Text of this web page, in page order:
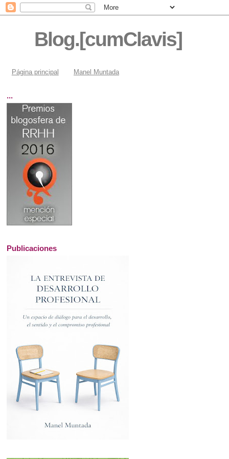
Blog.[cumClavis]
Página principal Manel Muntada
...
Publicaciones